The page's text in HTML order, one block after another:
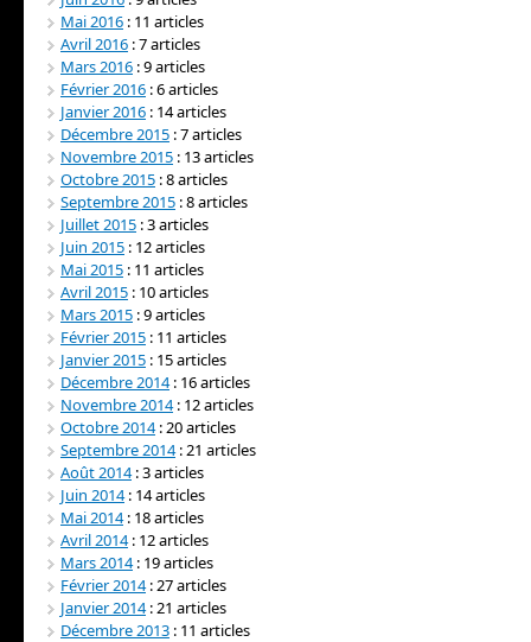
Mai 2016 : 11 articles
Avril 2016 : 7 articles
Mars 2016 : 9 articles
Février 2016 : 6 articles
Janvier 2016 : 14 articles
Décembre 2015 : 7 articles
Novembre 2015 : 13 articles
Octobre 2015 : 8 articles
Septembre 2015 : 8 articles
Juillet 2015 : 3 articles
Juin 2015 : 12 articles
Mai 2015 : 11 articles
Avril 2015 : 10 articles
Mars 2015 : 9 articles
Février 2015 : 11 articles
Janvier 2015 : 15 articles
Décembre 2014: 16 articles
Novembre 2014: 12 articles
Octobre 2014: 20 articles
Septembre 2014: 21 articles
Août 2014: 3 articles
Juin 2014: 14 articles
Mai 2014: 18 articles
Avril 2014: 12 articles
Mars 2014: 19 articles
Février 2014: 27 articles
Janvier 2014: 21 articles
Décembre 2013 : 11 articles